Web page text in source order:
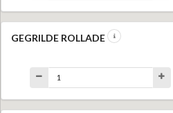
GEGRILDE ROLLADE